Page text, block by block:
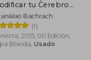
tu Cerebro
Cambiar tu Vida
Mejor
Bachrach
(1)
2015, 00 Edición,
Blanda, Usado